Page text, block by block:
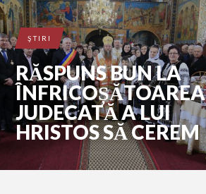
ŞTIRI
RĂSPUNS BUN LA
ÎNFRICOȘĂTOAREA
JUDECATĂ A LUI
HRISTOS SĂ CEREM